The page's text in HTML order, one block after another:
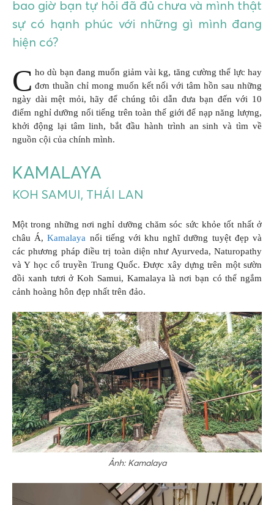
bao giờ bạn tự hỏi đã đủ chưa và mình thật
sự có hạnh phúc với những gì mình đang
hiện có?
C ho dù bạn đang muốn giảm vài kg, tăng cường thể lực hay
đơn thuần chỉ mong muốn kết nối với tâm hồn sau những
ngày dài mệt mỏi, hãy để chúng tôi dẫn đưa bạn đến với 10
điểm nghỉ dưỡng nổi tiếng trên toàn thế giới để nạp năng lượng,
khởi động lại tâm linh, bắt đầu hành trình an sinh và tìm về
nguồn cội của chính mình.
KAMALAYA
KOH SAMUI, THÁI LAN
Một trong những nơi nghỉ dưỡng chăm sóc sức khỏe tốt nhất ở
châu Á,Kamalaya nổi tiếng với khu nghĩ dưỡng tuyệt đẹp và
các phương pháp điều trị toàn diện như Ayurveda, Naturopathy
và Y học cổ truyền Trung Quốc. Được xây dựng trên một sườn
đồi xanh tươi ở Koh Samui, Kamalaya là nơi bạn có thể ngắm
cảnh hoàng hôn đẹp nhất trên đảo.
Ảnh: Kamalaya